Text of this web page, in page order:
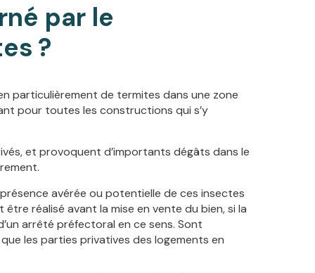
par le
?
particulièrement de termites dans une zone
pour toutes les constructions qui s’y
et provoquent d’importants dégâts dans le
avérée ou potentielle de ces insectes
réalisé avant la mise en vente du bien, si la
arrêté préfectoral en ce sens. Sont
les parties privatives des logements en